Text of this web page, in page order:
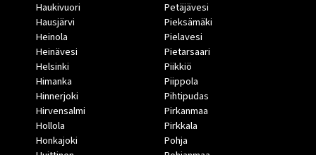
Haukivuori
Hausjärvi
Heinola
Heinävesi
Helsinki
Himanka
Hinnerjoki
Hirvensalmi
Hollola
Honkajoki
Petäjävesi
Pieksämäki
Pielavesi
Pietarsaari
Piikkiö
Piippola
Pihtipudas
Pirkanmaa
Pirkkala
Pohja